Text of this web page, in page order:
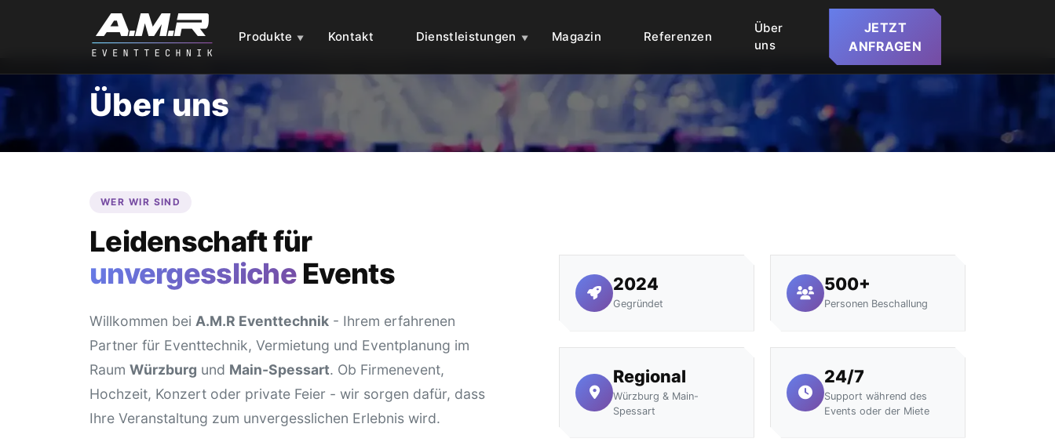
Produkte Kontakt Dienstleistungen Magazin Referenzen
Über
uns
JETZT
ANFRAGEN
Über uns
WER WIR SIND
Leidenschaft für
unvergesslicheEvents
Willkommen bei A.M.R Eventtechnik - Ihrem erfahrenen
Partner für Eventtechnik, Vermietung und Eventplanung im
Raum Würzburg und Main-Spessart. Ob Firmenevent,
Hochzeit, Konzert oder private Feier - wir sorgen dafür, dass
Ihre Veranstaltung zum unvergesslichen Erlebnis wird.
2024
Gegründet
500+
Personen Beschallung
Regional
Würzburg & Main-
Spessart
24/7
Support während des
Events oder der Miete